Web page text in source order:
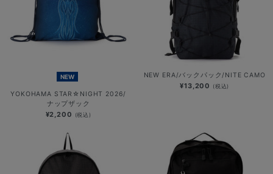
NEW
YOKOHAMA STAR☆NIGHT 2026/
ナップザック
¥2,200 (税込)
NEW ERA/バックパック/NITE CAMO
¥13,200 (税込)